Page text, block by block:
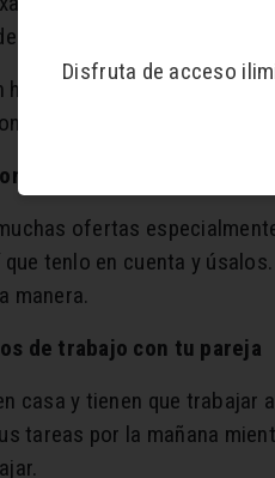
horario de día es
tu propio horario familiar.
digitales de aprendizaje
ofertas
tenlo en cuenta y
manera.
de trabajo con tu pareja
casa y tienen que
tareas por la mañana
Disfruta de acceso